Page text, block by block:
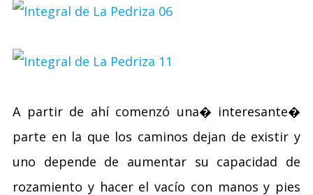
A partir de ahí comenzó una� interesante�
parte en la que los caminos dejan de existir y
uno depende de aumentar su capacidad de
rozamiento y hacer el vacío con manos y pies